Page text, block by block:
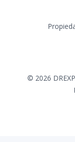
© 2026